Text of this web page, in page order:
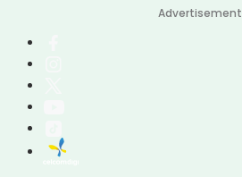
Advertisement